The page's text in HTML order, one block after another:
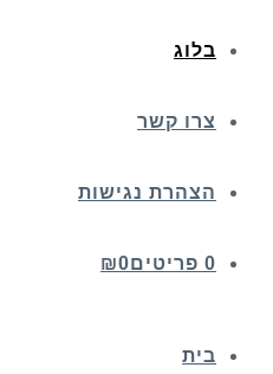
בלוג
צרו קשר
הצהרת נגישות
0 פריטים ₪0
בית